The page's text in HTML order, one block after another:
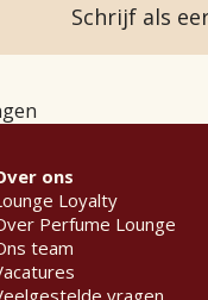
Schrijf als
ons
Loyalty
Perfume Lounge
team
vragen